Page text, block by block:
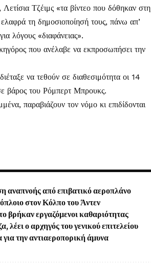
Τζέιμς «τα βίντεο που δόθηκαν στη
τη δημοσιοποίησή τους, πάνω απ’
λόγους «διαφάνειας».
που ανέλαβε να εκπροσωπήσει την
να τεθούν σε διαθεσιμότητα οι 14
βάρος του Ρόμπερτ Μπρουκς.
παραβιάζουν τον νόμο κι επιδίδονται
αναπνοής από επιβατικό αεροπλάνο
στον Κόλπο του Άντεν
βρήκαν εργαζόμενοι καθαριότητας
ο αρχηγός του γενικού επιτελείου
την αντιαεροπορική άμυνα